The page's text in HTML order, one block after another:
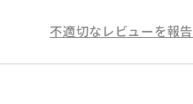
不適切なレビューを報告